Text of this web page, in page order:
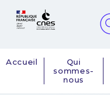
Navigation
Accueil
Qui
sommes-
nous